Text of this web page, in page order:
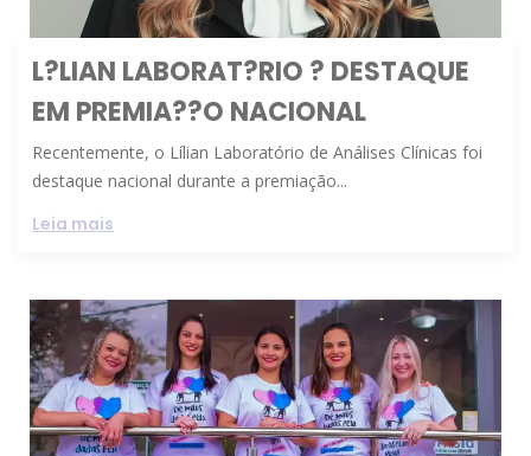
L?LIAN LABORAT?RIO ? DESTAQUE
EM PREMIA??O NACIONAL
Recentemente, o Lílian Laboratório de Análises Clínicas foi
destaque nacional durante a premiação...
Leia mais